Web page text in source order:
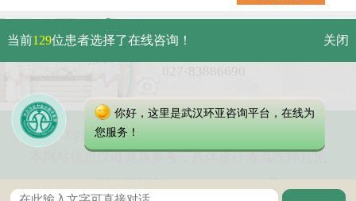
武汉市硚口区解放大道479号
免费电话：
Copyright 2025 武汉环亚中医白癜风医院
本网站信息仅做健康参考，具体诊疗请遵医师意见
当前129位患者选择了在线咨询！ 关闭
你好，这里是武汉环亚咨询平台，在线为
您服务！